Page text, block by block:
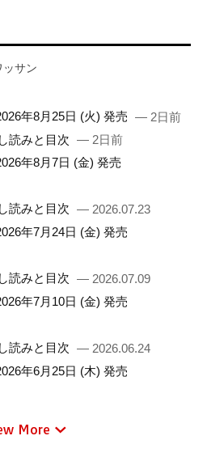
ッサン
年8月25日 (火) 発売 — 2日前
読みと目次 — 2日前
年8月7日 (金) 発売
読みと目次 — 2026.07.23
年7月24日 (金) 発売
読みと目次 — 2026.07.09
年7月10日 (金) 発売
読みと目次 — 2026.06.24
年6月25日 (木) 発売
More